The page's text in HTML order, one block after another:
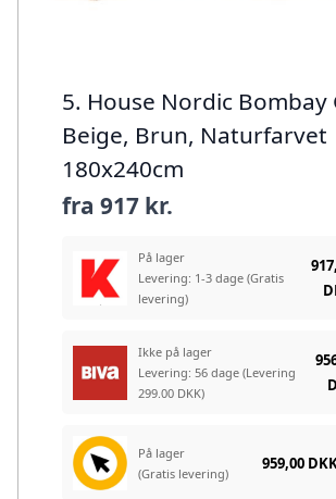
5. House Nordic Bombay
Beige, Brun, Naturfarvet
180x240cm
fra 917 kr.
På lager
Levering: 1-3 dage (Gratis
levering)
Ikke på lager
Levering: 56 dage (Levering
299.00 DKK)
På lager
(Gratis levering)
959,00